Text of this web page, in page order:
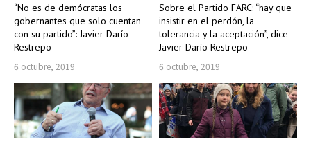
“No es de demócratas los
gobernantes que solo cuentan
con su partido”: Javier Darío
Restrepo
6 octubre, 2019
Sobre el Partido FARC: “hay que
insistir en el perdón, la
tolerancia y la aceptación”, dice
Javier Darío Restrepo
6 octubre, 2019